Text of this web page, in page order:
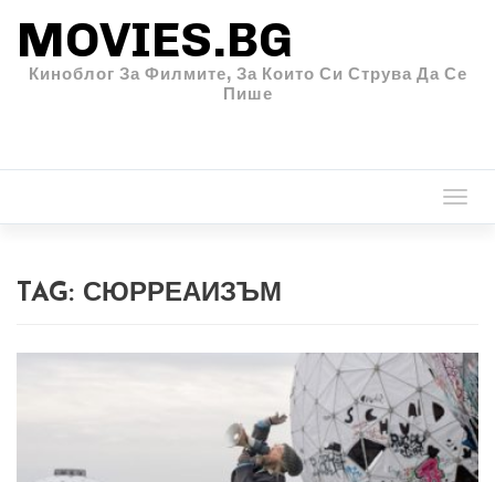
MOVIES.BG
Киноблог За Филмите, За Които Си Струва Да Се
Пише
TAG: СЮРРЕАИЗЪМ